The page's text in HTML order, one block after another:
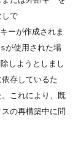
しで
ーが作成されま
使用された場
しようとしまし
存しているた
これにより、既
の再構築中に問